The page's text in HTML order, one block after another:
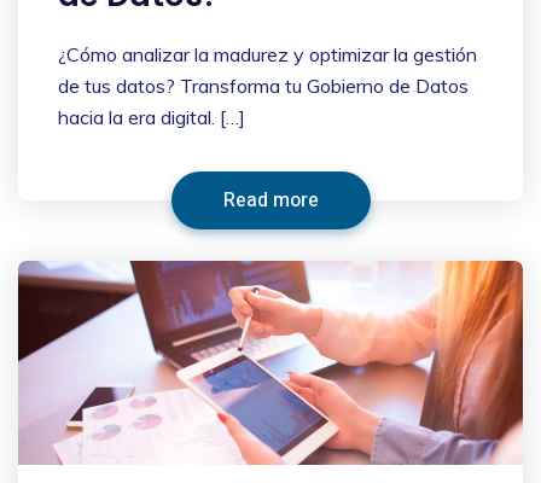
¿Cómo analizar la madurez y optimizar la gestión
de tus datos? Transforma tu Gobierno de Datos
hacia la era digital. […]
Read more